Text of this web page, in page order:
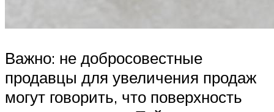
Важно: не добросовестные
продавцы для увеличения продаж
могут говорить, что поверхность